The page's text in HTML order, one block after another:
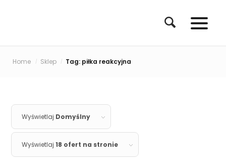
Home / Sklep / Tag: piłka reakcyjna
Wyświetlaj Domyślny
Wyświetlaj18 ofert na stronie